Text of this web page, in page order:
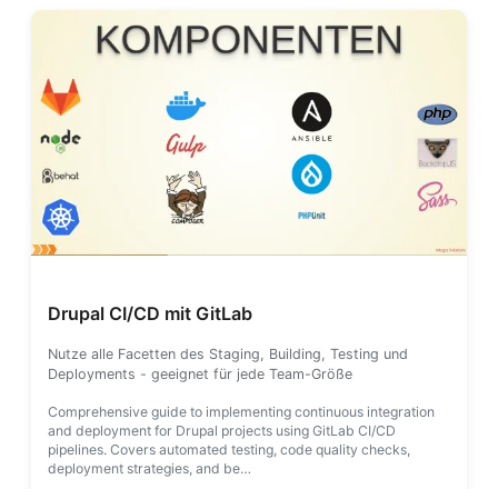
Drupal CI/CD mit GitLab
Nutze alle Facetten des Staging, Building, Testing und
Deployments - geeignet für jede Team-Größe
Comprehensive guide to implementing continuous integration
and deployment for Drupal projects using GitLab CI/CD
pipelines. Covers automated testing, code quality checks,
deployment strategies, and be…